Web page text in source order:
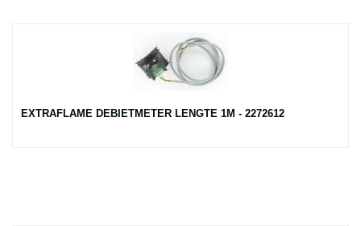
EXTRAFLAME DEBIETMETER LENGTE 1M - 2272612